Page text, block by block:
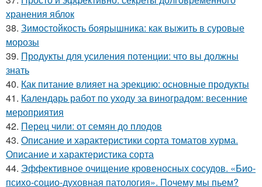
хранения яблок
38. Зимостойкость боярышника: как выжить в суровые
морозы
39. Продукты для усиления потенции: что вы должны
знать
40. Как питание влияет на эрекцию: основные продукты
41. Календарь работ по уходу за виноградом: весенние
мероприятия
42. Перец чили: от семян до плодов
43. Описание и характеристики сорта томатов хурма.
Описание и характеристика сорта
44. Эффективное очищение кровеносных сосудов. «Био-
психо-социо-духовная патология». Почему мы пьем?